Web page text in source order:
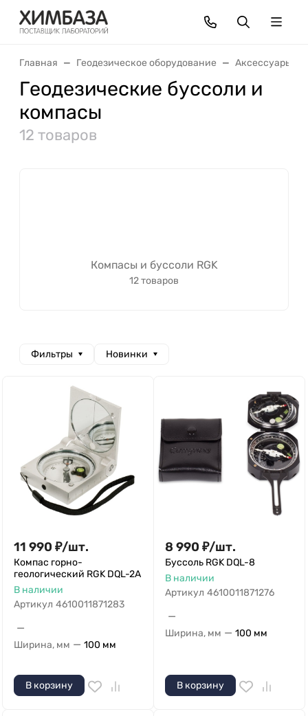
Главная Геодезическое оборудование Аксессуары
Геодезические буссоли и
компасы
12 товаров
Компасы и буссоли RGK
12 товаров
Фильтры Новинки
11 990 ₽/шт.
Компас горно-
геологический RGK DQL-2A
В наличии
Артикул 4610011871283
—
Ширина, мм — 100 мм
В корзину
8 990 ₽/шт.
Буссоль RGK DQL-8
В наличии
Артикул 4610011871276
—
Ширина, мм — 100 мм
В корзину